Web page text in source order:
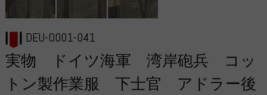
DEU-O001-041
実物 ドイツ海軍 湾岸砲兵 コッ
トン製作業服 下士官 アドラー後